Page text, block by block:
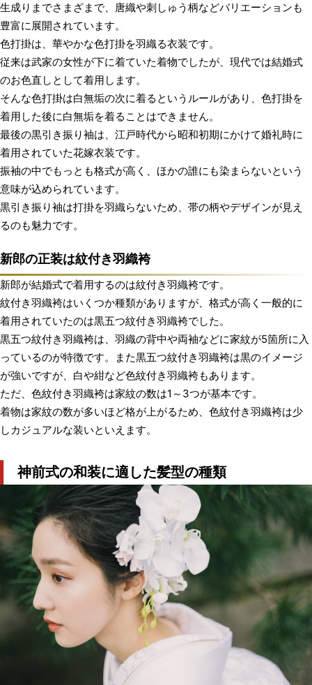
生成りまでさまざまで、唐織や刺しゅう柄などバリエーションも
豊富に展開されています。
色打掛は、華やかな色打掛を羽織る衣装です。
従来は武家の女性が下に着ていた着物でしたが、現代では結婚式
のお色直しとして着用します。
そんな色打掛は白無垢の次に着るというルールがあり、色打掛を
着用した後に白無垢を着ることはできません。
最後の黒引き振り袖は、江戸時代から昭和初期にかけて婚礼時に
着用されていた花嫁衣装です。
振袖の中でもっとも格式が高く、ほかの誰にも染まらないという
意味が込められています。
黒引き振り袖は打掛を羽織らないため、帯の柄やデザインが見え
るのも魅力です。
新郎の正装は紋付き羽織袴
新郎が結婚式で着用するのは紋付き羽織袴です。
紋付き羽織袴はいくつか種類がありますが、格式が高く一般的に
着用されていたのは黒五つ紋付き羽織袴でした。
黒五つ紋付き羽織袴は、羽織の背中や両袖などに家紋が5箇所に入
っているのが特徴です。また黒五つ紋付き羽織袴は黒のイメージ
が強いですが、白や紺など色紋付き羽織袴もあります。
ただ、色紋付き羽織袴は家紋の数は1～3つが基本です。
着物は家紋の数が多いほど格が上がるため、色紋付き羽織袴は少
しカジュアルな装いといえます。
神前式の和装に適した髪型の種類